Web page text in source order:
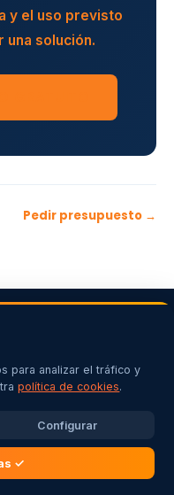
y el uso previsto
una solución.
Pedir presupuesto →
, cargadores de vehículo
garantía profesional.
para analizar el tráfico y
política de cookies.
Configurar
✓